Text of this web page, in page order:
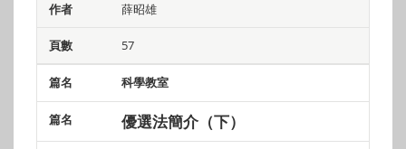
薛昭雄
57
科學教室
優選法簡介（下）